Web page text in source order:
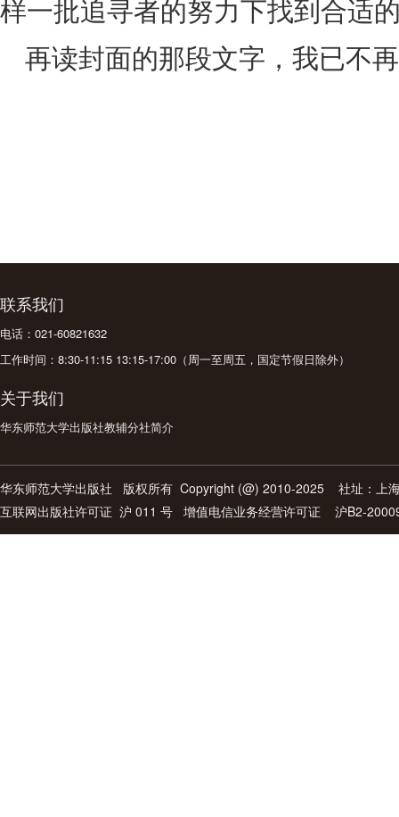
样一批追寻者的努力下找到合适
再读封面的那段文字，我已不
联系我们
电话：021-60821632
工作时间：8:30-11:15 13:15-17:00（周一至周五，国定节假日除外）
关于我们
华东师范大学出版社教辅分社简介
华东师范大学出版社
版权所有 Copyright (@) 2010-2025 社址：上
互联网出版社许可证 沪 011 号 增值电信业务经营许可证 沪B2-